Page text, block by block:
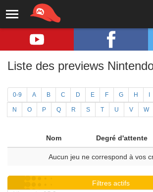
Liste des previews
0-9 A B C D E F G H
N O P Q R S T U V W
Nom Degré d'attente
Aucun jeu ne correspond à vos
Filtres actifs